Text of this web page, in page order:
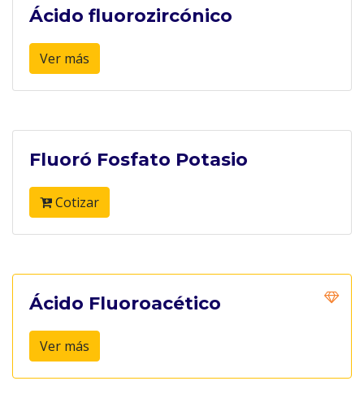
Ácido fluorozircónico
Ver más
Fluoró Fosfato Potasio
Cotizar
Ácido Fluoroacético
Ver más